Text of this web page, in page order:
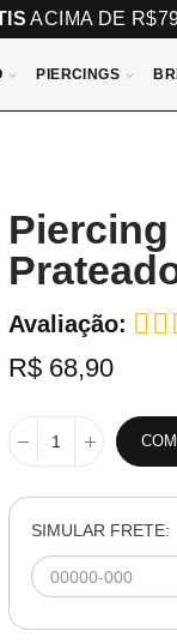
ACIMA DE
PIERCINGS
Avaliação:
R$ 68,90
SIMULAR FRETE: